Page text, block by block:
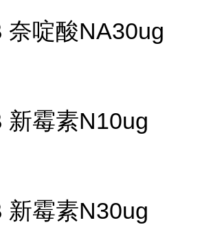
奈啶酸NA30ug
新霉素N10ug
新霉素N30ug